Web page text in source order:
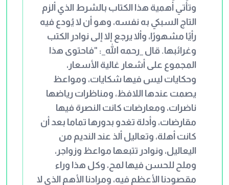
ولم يروه غيره بذلك الإسناد أو حديث من
حديثه، وذكر أنسابهم، وأساميهم، وموتهم
على ما رُوي لنا وذُكر، والله الموفق وهو
حسبنا ونعم الوكيل".
وتأتي أهمية هذا الكتاب بالشرط الذي ألزم
التاج السبكي به نفسه، وهو أن لا يُودع فيه
رأيًا مشهورًا، وألا يرجع إلا إلى نوادر الكتب
وغرائبها. قال _رحمه الله_: "فاحتوى هذا
المجموع على أشعار غالية الأسعار،
وحكايات ليس فيها شكايات، ومواعظ
يصمت عندها اللافظ، ومناظرات رياضها
ناضرات، ومعارضات كانت النصرة فيها
مقارضات، وأدلة تغدو بدورها تماما بعد أن
كانت أهلة، وتعاليل ألذ عند النديم من
اليعاليل، ونوادر تتبعها مواعظ وزواجر،
وملح للحسن فيها لمح، وكل هذا وراء
مقصودنا الأعظم فيه، ومرادنا الأهم الذي لا